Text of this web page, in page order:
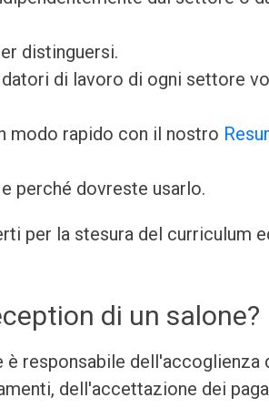
distinguersi.
di lavoro di ogni settore
modo rapido con il nostro
perché dovreste usarlo.
per la stesura del curriculum
di un salone?
responsabile dell'accoglienza
dell'accettazione dei